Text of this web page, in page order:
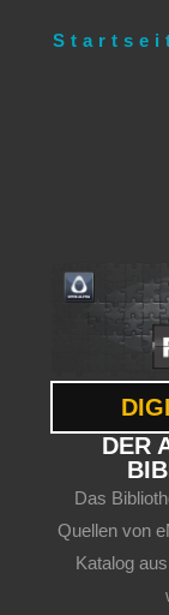
DER
Das
Quellen von
Katalog